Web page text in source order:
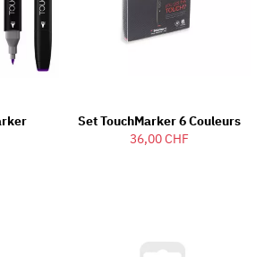
Set TouchMarker 6 Couleurs
36,00 CHF